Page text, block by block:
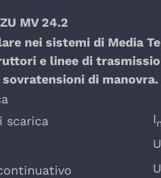
MV 24.2
nei sistemi di Media
e linee di
di manovra.
scarica
I
U
U